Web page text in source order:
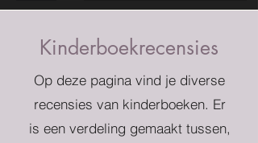
Kinderboekrecensies
Op deze pagina vind je diverse
recensies van kinderboeken. Er
is een verdeling gemaakt tussen,